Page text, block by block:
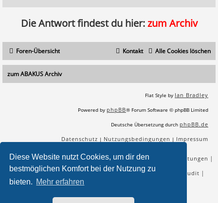
Diese Website nutzt Cookies, um dir den
bestmöglichen Komfort bei der Nutzung zu
bieten. Mehr erfahren
Die Antwort findest du hier:zum Archiv
Foren-Übersicht Alle Cookies löschen
Kontakt
zum ABAKUS Archiv
Flat Style by Ian Bradley
Powered by phpBB® Forum Software © phpBB Limited
Deutsche Übersetzung durch phpBB.de
Datenschutz | Nutzungsbedingungen | Impressum
SEO Agentur|SEO Blog |SEO Online Tools|SEO Dienstleistungen |
SEO Workshops |SEO Beratung|Backlinks kaufen SEO Audit |
SEO Tools gratis